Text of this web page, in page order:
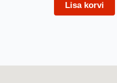
Lisa korvi